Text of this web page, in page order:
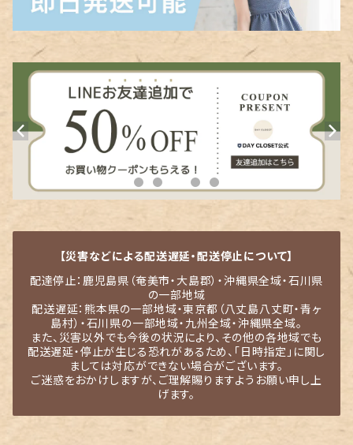
【災害などによる配送遅延・配送停止について】
配達停止：鹿児島県（奄美市・大島郡）・沖縄県全域・石川県
の一部地域
配送遅延：熊本県の一部地域・東京都（八丈島八丈町・青ヶ
島村）・石川県の一部地域・九州全域・沖縄県全域。
また、災害以外でも今後の状況により、その他の各地域でも
配送遅延・停止が生じる恐れがあるため、「日時指定」に関し
ましては対応ができない場合がございます。
ご迷惑をおかけしますが、ご理解賜りますようお願い申し上
げます。